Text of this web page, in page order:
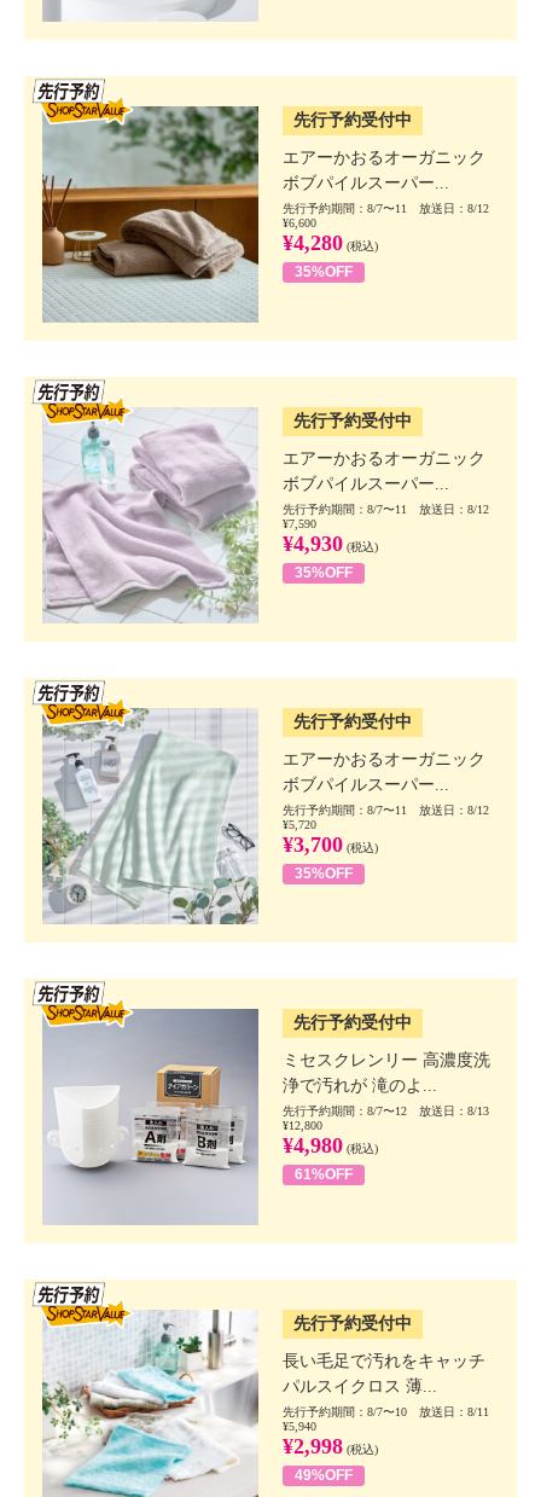
先行予約受付中
エアーかおるオーガニック
ボブパイルスーパー...
先行予約期間：8/7〜11 放送日：8/12
¥6,600
¥4,280 (税込)
35%OFF
先行予約受付中
エアーかおるオーガニック
ボブパイルスーパー...
先行予約期間：8/7〜11 放送日：8/12
¥7,590
¥4,930 (税込)
35%OFF
先行予約受付中
エアーかおるオーガニック
ボブパイルスーパー...
先行予約期間：8/7〜11 放送日：8/12
¥5,720
¥3,700 (税込)
35%OFF
先行予約受付中
ミセスクレンリー 高濃度洗
浄で汚れが 滝のよ...
先行予約期間：8/7〜12 放送日：8/13
¥12,800
¥4,980 (税込)
61%OFF
先行予約受付中
長い毛足で汚れをキャッチ
パルスイクロス 薄...
先行予約期間：8/7〜10 放送日：8/11
¥5,940
¥2,998 (税込)
49%OFF